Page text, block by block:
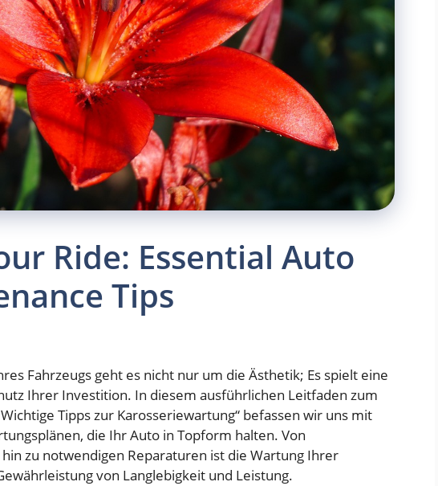
Ride: Essential Auto
Tips
Fahrzeugs geht es nicht nur um die Ästhetik; Es spielt eine
Ihrer Investition. In diesem ausführlichen Leitfaden zum
Tipps zur Karosseriewartung“ befassen wir uns mit
die Ihr Auto in Topform halten. Von
zu notwendigen Reparaturen ist die Wartung Ihrer
von Langlebigkeit und Leistung.